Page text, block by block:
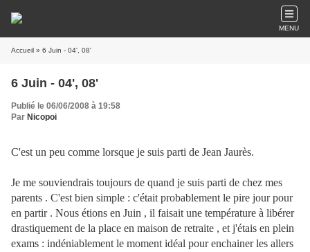
MENU
Accueil » 6 Juin - 04', 08'
6 Juin - 04', 08'
Publié le 06/06/2008 à 19:58
Par Nicopoi
C'est un peu comme lorsque je suis parti de Jean Jaurès.
Je me souviendrais toujours de quand je suis parti de chez mes
parents . C'est bien simple : c'était probablement le pire jour pour
en partir . Nous étions en Juin , il faisait une température à libérer
drastiquement de la place en maison de retraite , et j'étais en plein
exams : indéniablement le moment idéal pour enchainer les allers